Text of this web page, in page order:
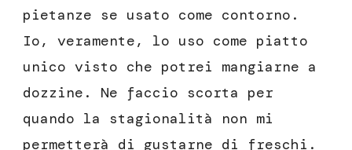
pietanze se usato come contorno.
Io, veramente, lo uso come piatto
unico visto che potrei mangiarne a
dozzine. Ne faccio scorta per
quando la stagionalità non mi
permetterà di gustarne di freschi.